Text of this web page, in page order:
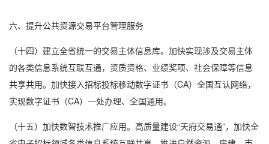
六、提升公共资源交易平台管理服务
（十四）建立全省统一的交易主体信息库。加快实现涉及交易主体
的各类信息系统互联互通，资质资格、业绩奖项、社会保障等信息
共享共用。加快接入招标投标移动数字证书（CA）全国互认网络，
实现数字证书（CA）一处办理、全国通用。
（十五）加快数智技术推广应用。高质量建设“天府交易通”，加快全